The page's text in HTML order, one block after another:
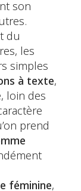
son
du
les
simples
à texte,
loin des
prend
féminine,